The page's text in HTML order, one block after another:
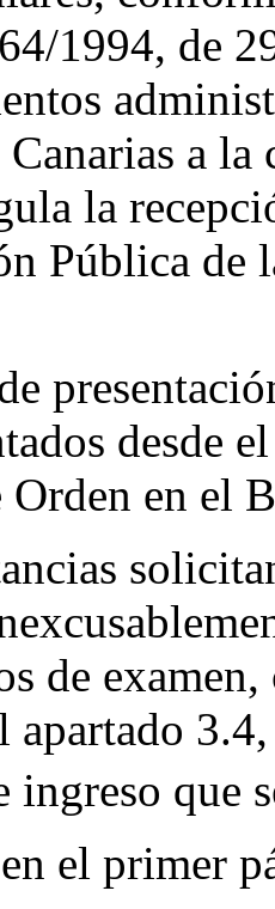
1994, de
a
la
Pública de
desde
Orden en el
de
apartado
ingreso
el primer